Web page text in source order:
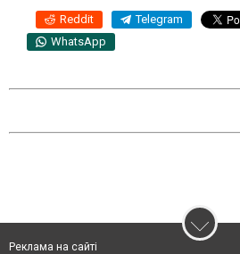
Reddit Telegram
WhatsApp
Реклама на сайті